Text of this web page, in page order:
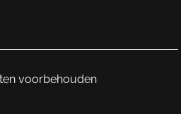
van
van
voorbehouden